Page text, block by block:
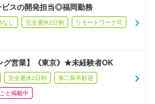
ビスの開発担当◎福岡勤務
なし 完全週休2日制 リモートワーク可
グ営業】《東京》★未経験者OK
完全週休2日制 第二新卒歓迎
と掲載中